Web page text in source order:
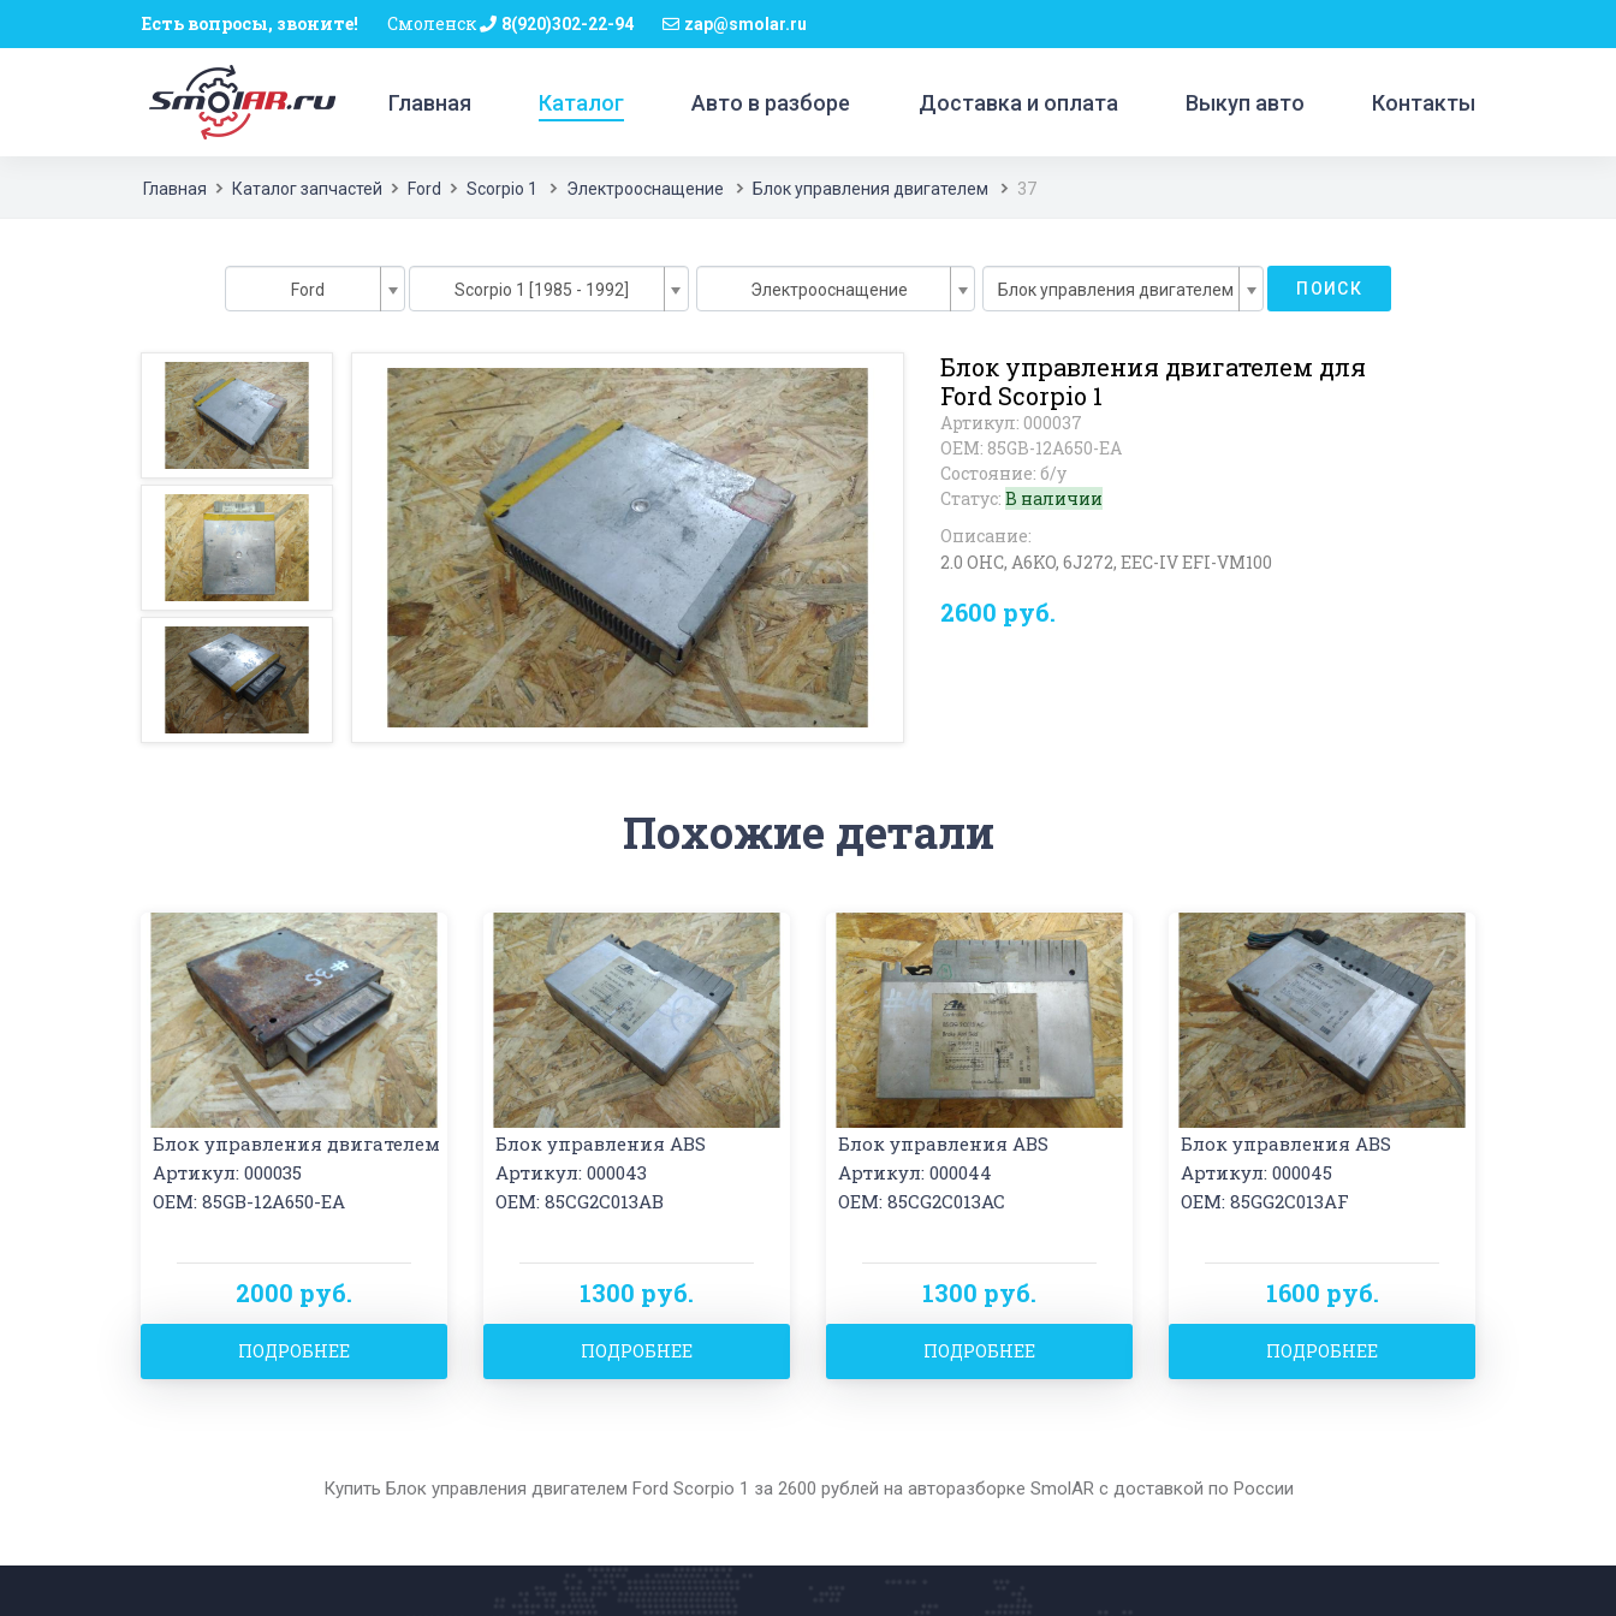
Есть вопросы, звоните! Смоленск 8(920)302-22-94 zap@smolar.ru
Главная Каталог Авто в разборе Доставка и оплата Выкуп авто Контакты
Главная Каталог запчастей Ford Scorpio 1 Электрооснащение Блок управления двигателем 37
Ford Scorpio 1 [1985 - 1992] Электрооснащение Блок управления двигателем ПОИСК
Блок управления двигателем для
Ford Scorpio 1
Артикул: 000037
OEM: 85GB-12A650-EA
Состояние: б/у
Статус: В наличии
Описание:
2.0 OHC, A6KO, 6J272, EEC-IV EFI-VM100
2600 руб.
Похожие детали
Блок управления двигателем
Артикул: 000035
OEM: 85GB-12A650-EA
2000 руб.
ПОДРОБНЕЕ
Блок управления ABS
Артикул: 000043
OEM: 85CG2C013AB
1300 руб.
ПОДРОБНЕЕ
Блок управления ABS
Артикул: 000044
OEM: 85CG2C013AC
1300 руб.
ПОДРОБНЕЕ
Блок управления ABS
Артикул: 000045
OEM: 85GG2C013AF
1600 руб.
ПОДРОБНЕЕ
Купить Блок управления двигателем Ford Scorpio 1 за 2600 рублей на авторазборке SmolAR с доставкой по России